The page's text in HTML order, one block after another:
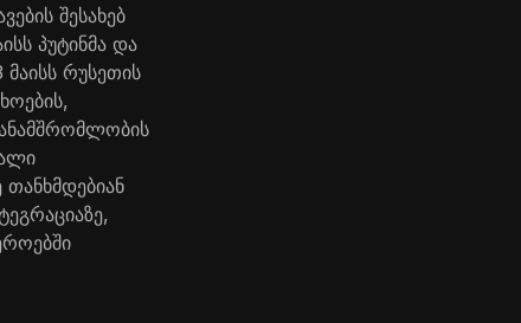
შესახებ
პუტინმა და
რუსეთის
თანხმდებიან